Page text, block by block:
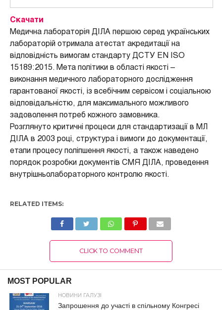
Скачати
Медична лабораторія ДІЛА першою серед українських
лабораторій отримала атестат акредитації на
відповідність вимогам стандарту ДСТУ EN ISO
15189:2015. Мета політики в області якості –
виконання медичного лабораторного дослідження
гарантованої якості, із всебічним сервісом і соціальною
відповідальністю, для максимального можливого
задоволення потреб кожного замовника.
Розглянуто критичні процеси для стандартизації в МЛ
ДІЛА в 2003 році, структура і вимоги до документації,
етапи процесу поліпшення якості, а також наведено
порядок розробки документів СМЯ ДІЛА, проведення
внутрішньолабораторного контролю якості.
RELATED ITEMS:
CLICK TO COMMENT
MOST POPULAR
НОВИНИ ГАЛУЗІ
Запрошення до участі в спільному Конгресі